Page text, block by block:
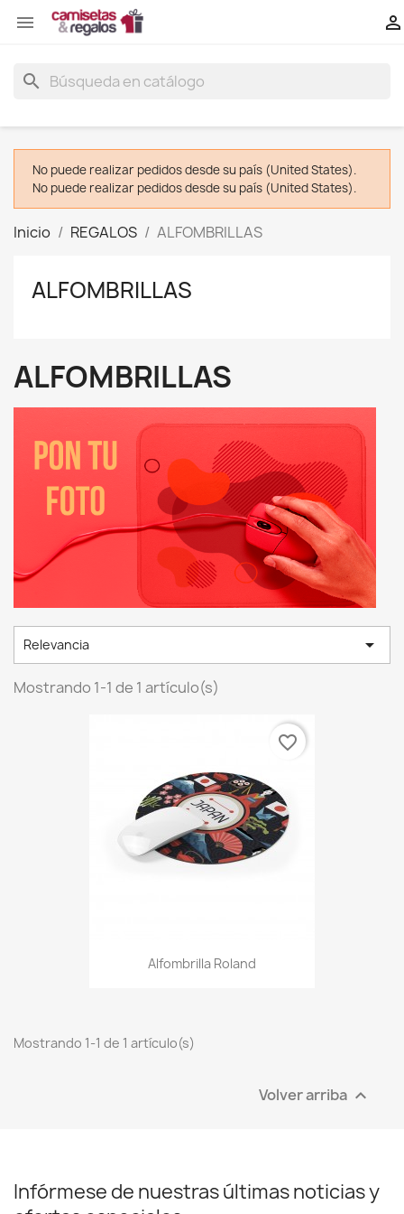
 
search
No puede realizar pedidos desde su país (United States).
No puede realizar pedidos desde su país (United States).
Inicio REGALOS ALFOMBRILLAS
ALFOMBRILLAS
ALFOMBRILLAS
Relevancia 
Mostrando 1-1 de 1 artículo(s)
Alfombrilla Roland
favorite_border
Mostrando 1-1 de 1 artículo(s)
Volver arriba 
Infórmese de nuestras últimas noticias y